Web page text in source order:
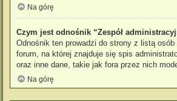
Na górę
Czym jest odnośnik “Zespół
Odnośnik ten prowadzi do strony z listą
forum, na której znajduje się spis
oraz inne dane, takie jak fora przez nich
Na górę